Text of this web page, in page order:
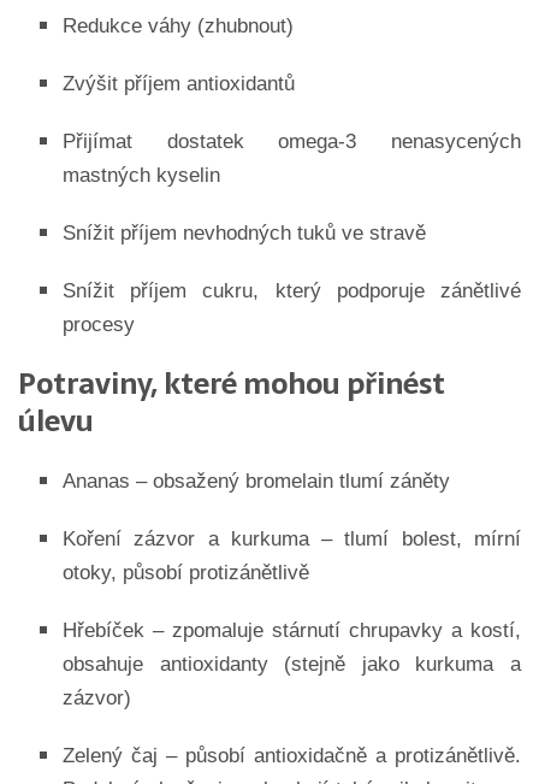
Redukce váhy (zhubnout)
Zvýšit příjem antioxidantů
Přijímat dostatek omega-3 nenasycených
mastných kyselin
Snížit příjem nevhodných tuků ve stravě
Snížit příjem cukru, který podporuje zánětlivé
procesy
Potraviny, které mohou přinést
úlevu
Ananas – obsažený bromelain tlumí záněty
Koření zázvor a kurkuma – tlumí bolest, mírní
otoky, působí protizánětlivě
Hřebíček – zpomaluje stárnutí chrupavky a kostí,
obsahuje antioxidanty (stejně jako kurkuma a
zázvor)
Zelený čaj – působí antioxidačně a protizánětlivě.